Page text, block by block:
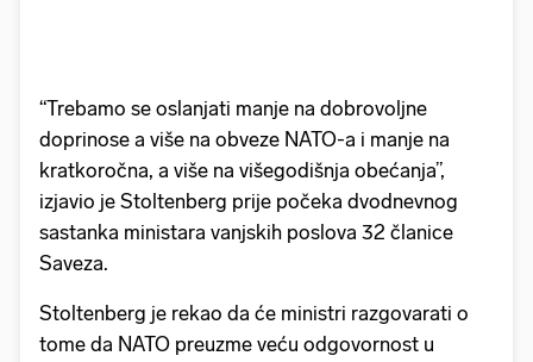
“Trebamo se oslanjati manje na dobrovoljne
doprinose a više na obveze NATO-a i manje na
kratkoročna, a više na višegodišnja obećanja”,
izjavio je Stoltenberg prije počeka dvodnevnog
sastanka ministara vanjskih poslova 32 članice
Saveza.
Stoltenberg je rekao da će ministri razgovarati o
tome da NATO preuzme veću odgovornost u